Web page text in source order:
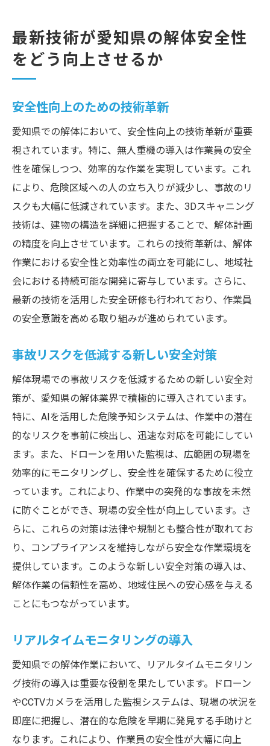
最新技術が愛知県の解体安全性
をどう向上させるか
安全性向上のための技術革新
愛知県での解体において、安全性向上の技術革新が重要
視されています。特に、無人重機の導入は作業員の安全
性を確保しつつ、効率的な作業を実現しています。これ
により、危険区域への人の立ち入りが減少し、事故のリ
スクも大幅に低減されています。また、3Dスキャニング
技術は、建物の構造を詳細に把握することで、解体計画
の精度を向上させています。これらの技術革新は、解体
作業における安全性と効率性の両立を可能にし、地域社
会における持続可能な開発に寄与しています。さらに、
最新の技術を活用した安全研修も行われており、作業員
の安全意識を高める取り組みが進められています。
事故リスクを低減する新しい安全対策
解体現場での事故リスクを低減するための新しい安全対
策が、愛知県の解体業界で積極的に導入されています。
特に、AIを活用した危険予知システムは、作業中の潜在
的なリスクを事前に検出し、迅速な対応を可能にしてい
ます。また、ドローンを用いた監視は、広範囲の現場を
効率的にモニタリングし、安全性を確保するために役立
っています。これにより、作業中の突発的な事故を未然
に防ぐことができ、現場の安全性が向上しています。さ
らに、これらの対策は法律や規制とも整合性が取れてお
り、コンプライアンスを維持しながら安全な作業環境を
提供しています。このような新しい安全対策の導入は、
解体作業の信頼性を高め、地域住民への安心感を与える
ことにもつながっています。
リアルタイムモニタリングの導入
愛知県での解体作業において、リアルタイムモニタリン
グ技術の導入は重要な役割を果たしています。ドローン
やCCTVカメラを活用した監視システムは、現場の状況を
即座に把握し、潜在的な危険を早期に発見する手助けと
なります。これにより、作業員の安全性が大幅に向上